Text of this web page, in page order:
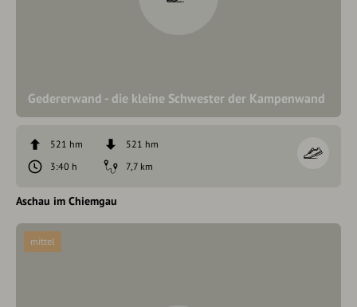
Gedererwand - die kleine Schwester der Kampenwand
521 hm
521 hm
3:40 h
7,7 km
Aschau im Chiemgau
mittel